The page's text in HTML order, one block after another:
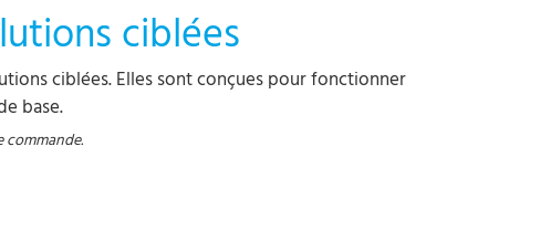
ciblées
ciblées. Elles sont conçues pour fonctionner
base.